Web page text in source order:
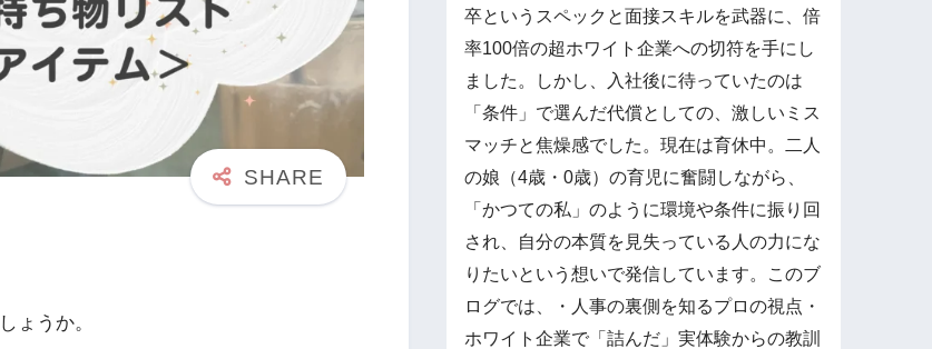
ょうか。
卒というスペックと面接スキルを武器に、倍
率100倍の超ホワイト企業への切符を手にし
ました。しかし、入社後に待っていたのは
「条件」で選んだ代償としての、激しいミス
マッチと焦燥感でした。 ​現在は育休中。二人
の娘（4歳・0歳）の育児に奮闘しながら、
「かつての私」のように環境や条件に振り回
され、自分の本質を見失っている人の力にな
りたいという想いで発信しています。 ​このブ
ログでは、 ​・人事の裏側を知るプロの視点 ​・
ホワイト企業で「詰んだ」実体験からの教訓 ​